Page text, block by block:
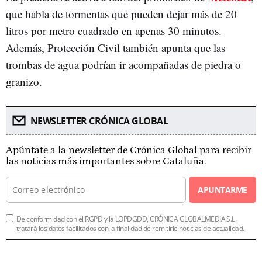
que habla de tormentas que pueden dejar más de 20
litros por metro cuadrado en apenas 30 minutos.
Además, Protección Civil también apunta que las
trombas de agua podrían ir acompañadas de piedra o
granizo.
NEWSLETTER CRÓNICA GLOBAL
Apúntate a la newsletter de Crónica Global para recibir
las noticias más importantes sobre Cataluña.
APUNTARME
De conformidad con el RGPD y la LOPDGDD, CRÓNICA GLOBALMEDIA S.L.
tratará los datos facilitados con la finalidad de remitirle noticias de actualidad.